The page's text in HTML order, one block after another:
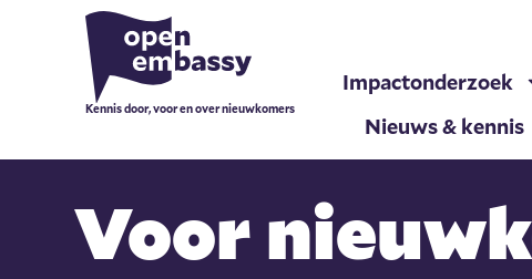
Kennis door, voor en over nieuwkomers
Impactonderzoek
Nieuws & kennis
Voor